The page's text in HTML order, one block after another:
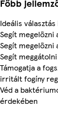
Főbb
Ideális
Segít megelőzni
Segít megelőzni
Segít
Támogatja a
irritált fogíny
Véd a
érdekében